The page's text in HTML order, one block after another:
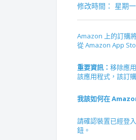
修改時間： 星期
Amazon 上的訂購
從 Amazon App
重要資訊： 移除應
該應用程式，該訂
我該如何在
請確認裝置已經登
鈕。